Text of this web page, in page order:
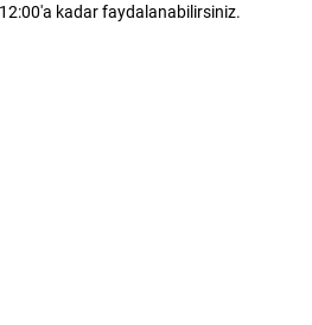
kadar faydalanabilirsiniz.